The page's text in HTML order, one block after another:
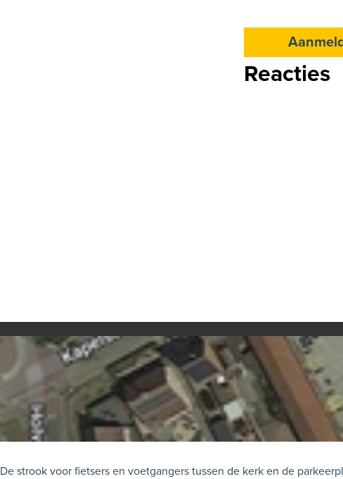
Reacties
De strook voor fietsers en voetgangers tussen de kerk en de